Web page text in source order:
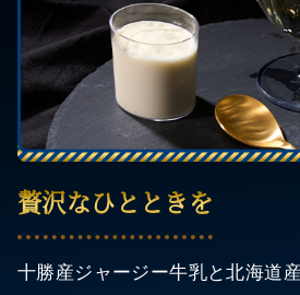
贅沢なひとときを
十勝産ジャージー牛乳と北海道